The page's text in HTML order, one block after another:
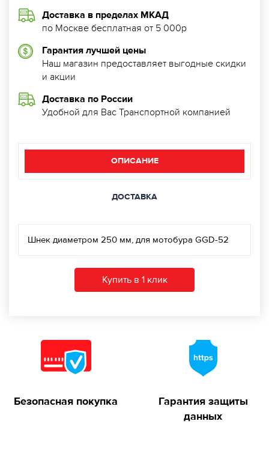
Доставка в пределах МКАД
по Москве бесплатная от 5 000р
Гарантия лучшей цены
Наш магазин предоставляет выгодные скидки
и акции
Доставка по России
Удобной для Вас Транспортной компанией
ОПИСАНИЕ
ДОСТАВКА
Шнек диаметром 250 мм, для мотобура GGD-52
Купить в 1 клик
Безопасная покупка
Гарантия защиты
данных